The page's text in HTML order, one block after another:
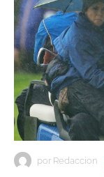
por Redaccion